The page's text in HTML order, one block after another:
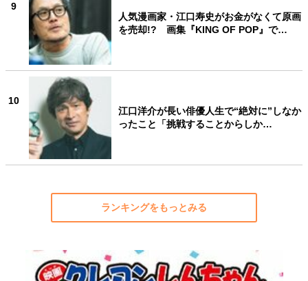
9
人気漫画家・江口寿史がお金がなくて原画
を売却!? 画集『KING OF POP』で…
10
江口洋介が長い俳優人生で“絶対に”しなか
ったこと「挑戦することからしか…
ランキングをもっとみる